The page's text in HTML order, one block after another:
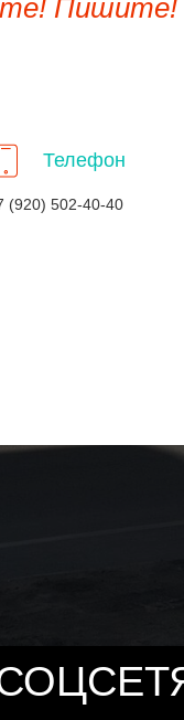
Пишите!
Телефон
(920) 502-40-40